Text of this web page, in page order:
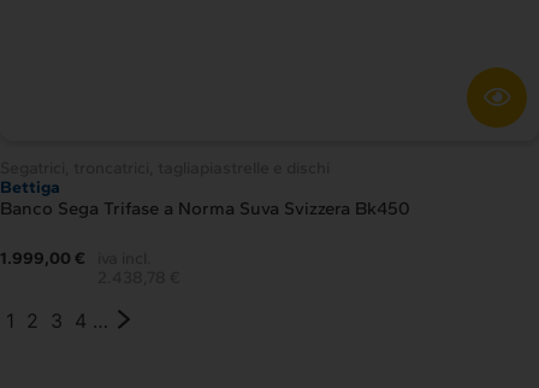
Bettiga
Banco Sega Trifase a Norma Suva Svizzera Bk450
1.999,00 €
1 2 3 4 …